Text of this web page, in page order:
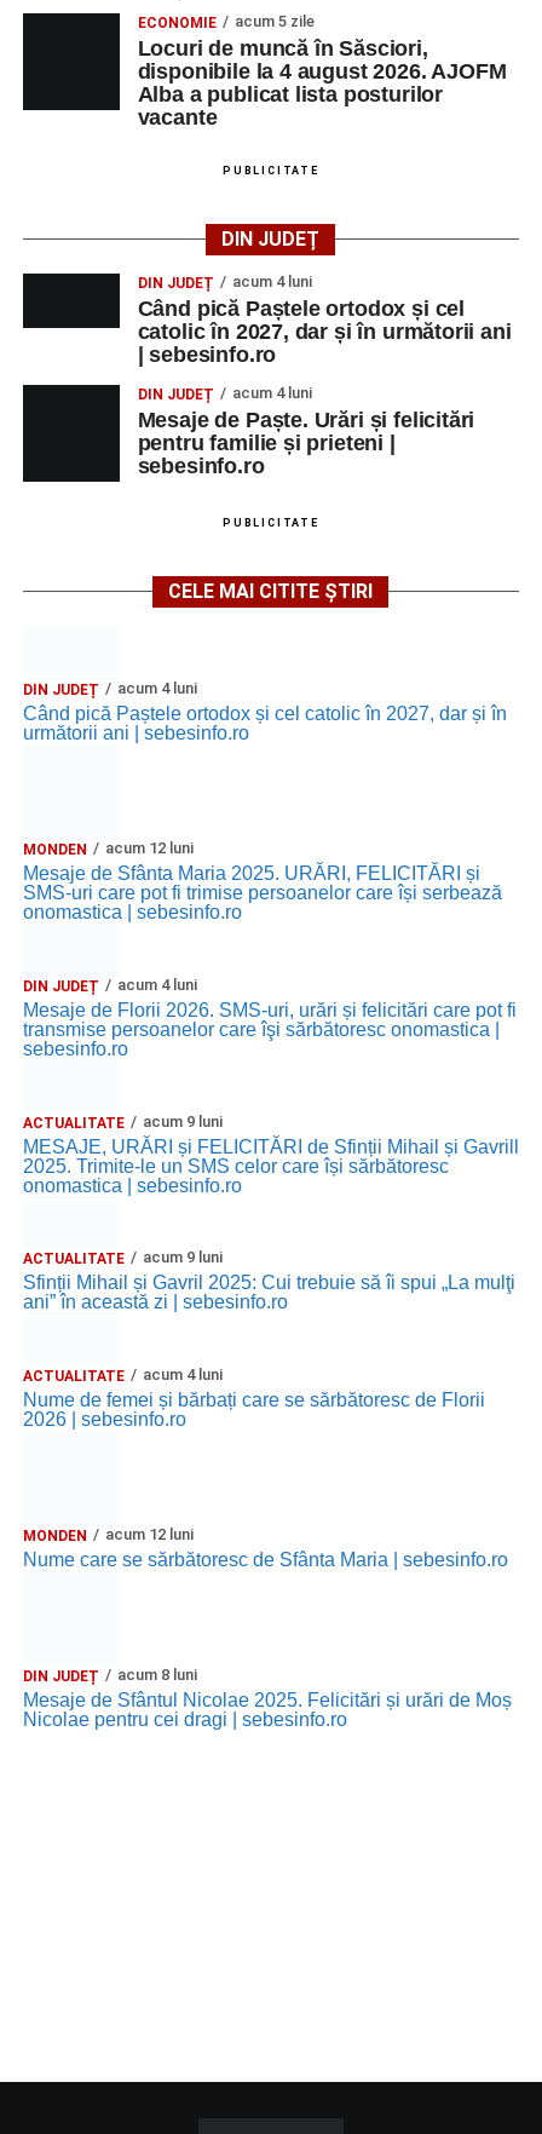
ECONOMIE acum 5 zile
Locuri de muncă în Săsciori,
disponibile la 4 august 2026. AJOFM
Alba a publicat lista posturilor
vacante
PUBLICITATE
DIN JUDEȚ
DIN JUDEȚ acum 4 luni
Când pică Paștele ortodox și cel
catolic în 2027, dar și în următorii ani
| sebesinfo.ro
DIN JUDEȚ acum 4 luni
Mesaje de Paște. Urări și felicitări
pentru familie și prieteni |
sebesinfo.ro
PUBLICITATE
CELE MAI CITITE ȘTIRI
DIN JUDEȚ acum 4 luni
Când pică Paștele ortodox și cel catolic în 2027, dar și în
următorii ani | sebesinfo.ro
MONDEN acum 12 luni
Mesaje de Sfânta Maria 2025. URĂRI, FELICITĂRI și
SMS-uri care pot fi trimise persoanelor care își serbează
onomastica | sebesinfo.ro
DIN JUDEȚ acum 4 luni
Mesaje de Florii 2026. SMS-uri, urări și felicitări care pot fi
transmise persoanelor care îşi sărbătoresc onomastica |
sebesinfo.ro
ACTUALITATE acum 9 luni
MESAJE, URĂRI și FELICITĂRI de Sfinții Mihail și Gavrill
2025. Trimite-le un SMS celor care își sărbătoresc
onomastica | sebesinfo.ro
ACTUALITATE acum 9 luni
Sfinții Mihail și Gavril 2025: Cui trebuie să îi spui „La mulţi
ani” în această zi | sebesinfo.ro
ACTUALITATE acum 4 luni
Nume de femei și bărbați care se sărbătoresc de Florii
2026 | sebesinfo.ro
MONDEN acum 12 luni
Nume care se sărbătoresc de Sfânta Maria | sebesinfo.ro
DIN JUDEȚ acum 8 luni
Mesaje de Sfântul Nicolae 2025. Felicitări și urări de Moș
Nicolae pentru cei dragi | sebesinfo.ro